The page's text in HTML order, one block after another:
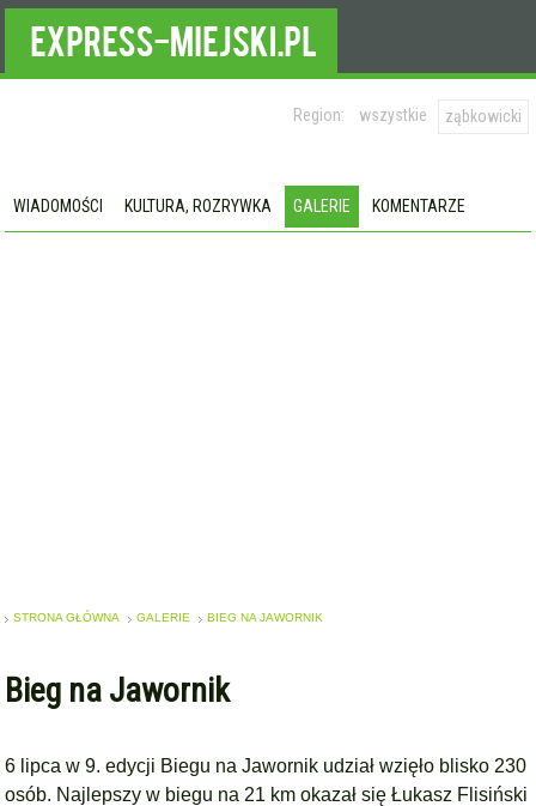
Region: wszystkie ząbkowicki
WIADOMOŚCI KULTURA, ROZRYWKA GALERIE KOMENTARZE
STRONA GŁÓWNA GALERIE BIEG NA JAWORNIK
Bieg na Jawornik
6 lipca w 9. edycji Biegu na Jawornik udział wzięło blisko 230
osób. Najlepszy w biegu na 21 km okazał się Łukasz Flisiński